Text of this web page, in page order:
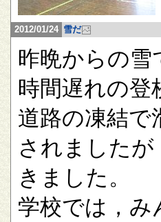
2012/01/24 雪だ
昨晩からの
時間遅れの登
道路の凍結で
されました
きました。
学校では，み